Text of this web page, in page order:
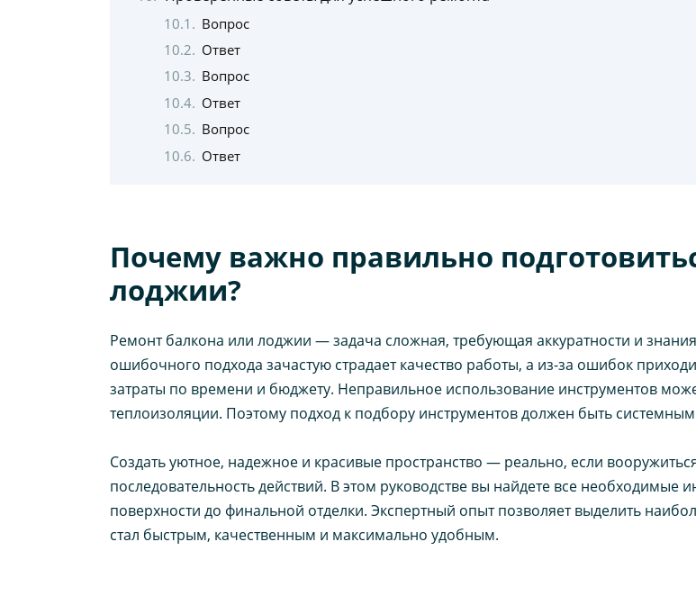
Вопрос
Ответ
Вопрос
Ответ
Вопрос
Ответ
Почему важно правильно
лоджии?
Ремонт балкона или лоджии — задача сложная, требующая аккуратности и
ошибочного подхода зачастую страдает качество работы, а из-за ошибок
затраты по времени и бюджету. Неправильное использование инструментов
теплоизоляции. Поэтому подход к подбору инструментов должен быть
Создать уютное, надежное и красивые пространство — реально, если
последовательность действий. В этом руководстве вы найдете все необходимые
поверхности до финальной отделки. Экспертный опыт позволяет выделить
стал быстрым, качественным и максимально удобным.